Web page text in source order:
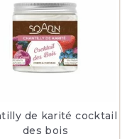
de karité cocktail
des bois